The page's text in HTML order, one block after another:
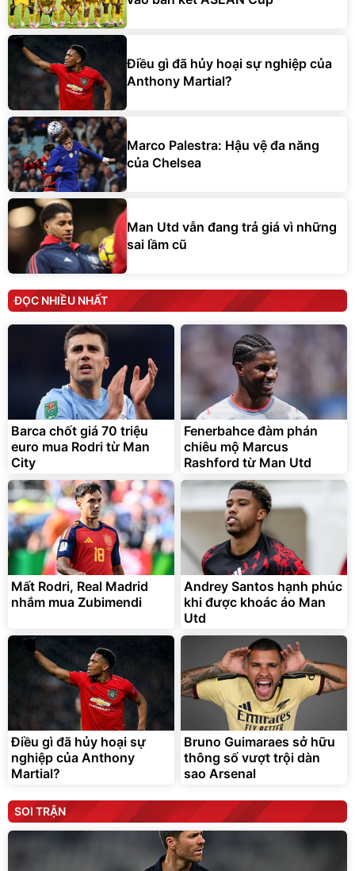
Điều gì đã hủy hoại sự nghiệp của
Anthony Martial?
Marco Palestra: Hậu vệ đa năng
của Chelsea
Man Utd vẫn đang trả giá vì những
sai lầm cũ
ĐỌC NHIỀU NHẤT
Barca chốt giá 70 triệu
euro mua Rodri từ Man
City
Fenerbahce đàm phán
chiêu mộ Marcus
Rashford từ Man Utd
Mất Rodri, Real Madrid
nhắm mua Zubimendi
Andrey Santos hạnh phúc
khi được khoác áo Man
Utd
Điều gì đã hủy hoại sự
nghiệp của Anthony
Martial?
Bruno Guimaraes sở hữu
thông số vượt trội dàn
sao Arsenal
SOI TRẬN